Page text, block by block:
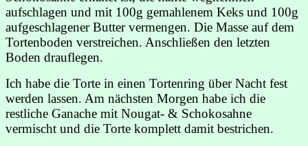
aufschlagen und mit 100g gemahlenem Keks und 100g
aufgeschlagener Butter vermengen. Die Masse auf dem
Tortenboden verstreichen. Anschließen den letzten
Boden drauflegen.
Ich habe die Torte in einen Tortenring über Nacht fest
werden lassen. Am nächsten Morgen habe ich die
restliche Ganache mit Nougat- & Schokosahne
vermischt und die Torte komplett damit bestrichen.